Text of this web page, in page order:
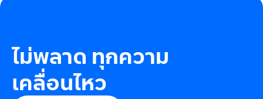
ไม่พลาด ทุกความ
เคลื่อนไหว